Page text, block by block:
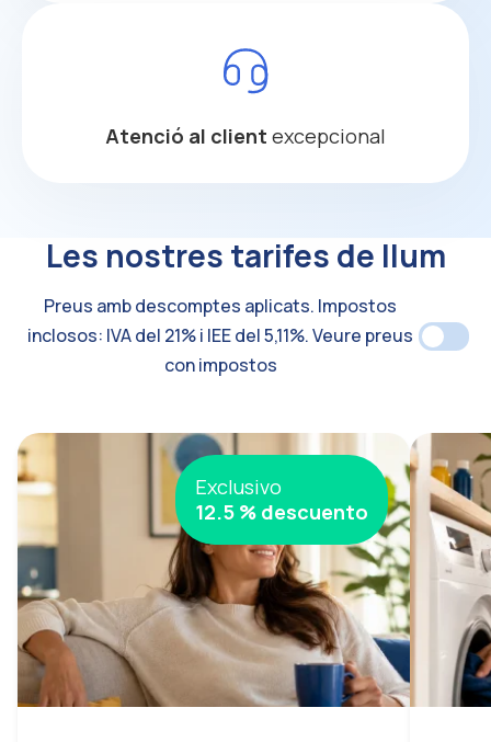
Atenció al client excepcional
Les nostres tarifes de llum
Preus amb descomptes aplicats. Impostos
inclosos: IVA del 21% i IEE del 5,11%.Veure preus
con impostos
Exclusivo
12.5 % descuento